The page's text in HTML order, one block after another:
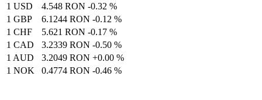
1 USD
4.548 RON -0.32 %
1 GBP
6.1244 RON -0.12 %
1 CHF
5.621 RON -0.17 %
1 CAD
3.2339 RON -0.50 %
1 AUD
3.2049 RON +0.00 %
1 NOK
0.4774 RON -0.46 %